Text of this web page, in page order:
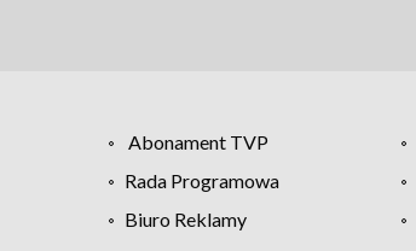
Abonament TVP
Rada Programowa
Biuro Reklamy